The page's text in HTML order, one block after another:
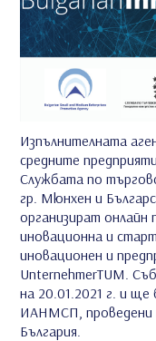
Изпълнителната
средните
Службата по
гр. Мюнхен и
организират онлайн
иновационна и
иновационен и
UnternehmerTUM.
на 20.01.2021 г. и
ИАНМСП, проведени
България.